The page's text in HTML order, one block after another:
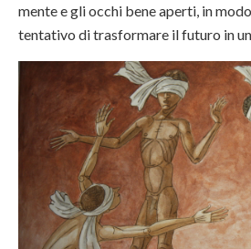
mente e gli occhi bene aperti, in
tentativo di trasformare il futuro in